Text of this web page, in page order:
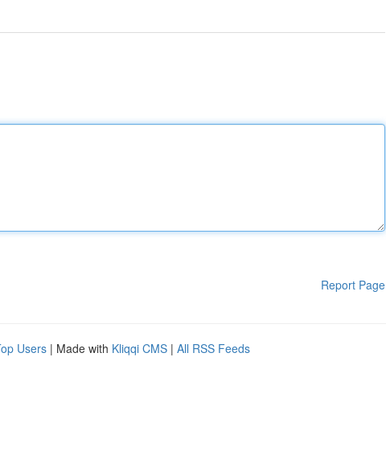
Report Page
Users | Made with Kliqqi CMS | All RSS Feeds